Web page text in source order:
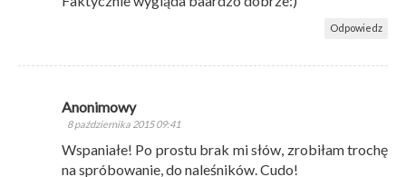
Odpowiedz
Anonimowy
8 października 2015 09:41
Wspaniałe! Po prostu brak mi słów, zrobiłam trochę
na spróbowanie, do naleśników. Cudo!